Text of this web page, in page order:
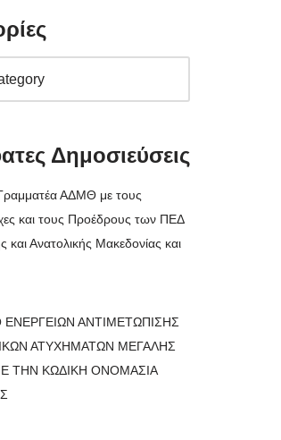
Δημοσιεύσεις
ΑΔΜΘ με τους
και τους Προέδρους των ΠΕΔ
και Ανατολικής Μακεδονίας και
ΑΝΤΙΜΕΤΩΠΙΣΗΣ
ΑΤΥΧΗΜΑΤΩΝ ΜΕΓΑΛΗΣ
ΤΗΝ ΚΩΔΙΚΗ ΟΝΟΜΑΣΙΑ